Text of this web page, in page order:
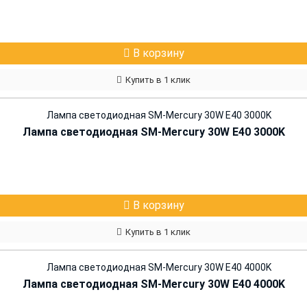
В корзину
Купить в 1 клик
Лампа светодиодная SM-Mercury 30W E40 3000K
В корзину
Купить в 1 клик
Лампа светодиодная SM-Mercury 30W E40 4000K